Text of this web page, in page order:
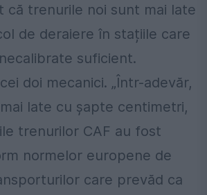
că trenurile noi sunt mai late
de deraiere în stațiile care
suficient.
doi mecanici. „Într-adevăr,
late cu șapte centimetri,
trenurilor CAF au fost
normelor europene de
care prevăd ca